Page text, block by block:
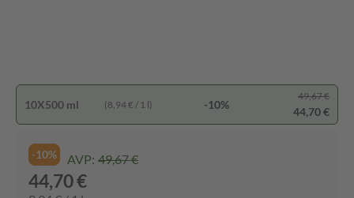
10X500 ml (8,94 € / 1 l) -10%
49,67 €
44,70 €
-10% AVP: 49,67 €
44,70 €